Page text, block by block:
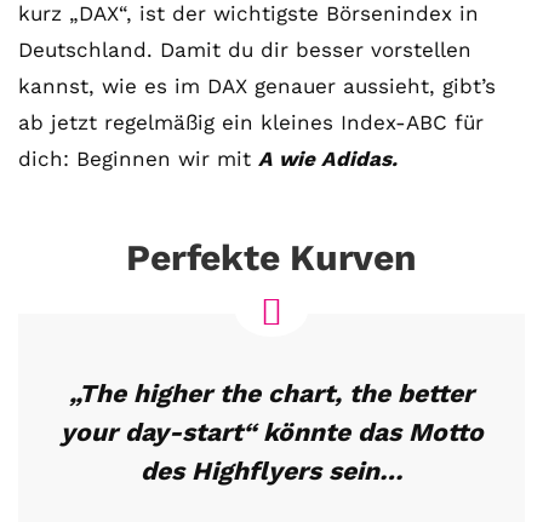
kurz „DAX“, ist der wichtigste Börsenindex in
Deutschland. Damit du dir besser vorstellen
kannst, wie es im DAX genauer aussieht, gibt’s
ab jetzt regelmäßig ein kleines Index-ABC für
dich: Beginnen wir mit A wie Adidas.
Perfekte Kurven
„The higher the chart, the better
your day-start“ könnte das Motto
des Highflyers sein…